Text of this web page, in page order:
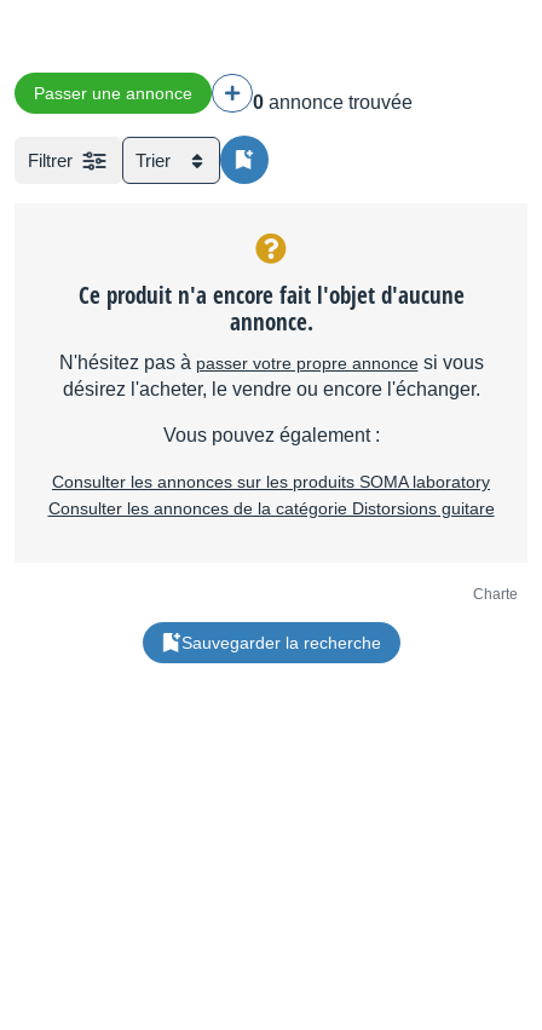
Passer une annonce 0 annonce trouvée
Filtrer Trier
Ce produit n'a encore fait l'objet d'aucune
annonce.
N'hésitez pas à passer votre propre annoncesi vous
désirez l'acheter, le vendre ou encore l'échanger.
Vous pouvez également :
Consulter les annonces sur les produits SOMA laboratory
Consulter les annonces de la catégorie Distorsions guitare
Charte
Sauvegarder la recherche